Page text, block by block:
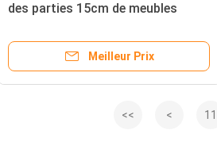
des parties 15cm de meubles
Meilleur Prix
<< < 11